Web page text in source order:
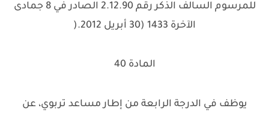
للمرسوم السالف الذكر رقم 2.12.90 الصادر في 8 جمادى
الآخرة 1433 (30 أبريل 2012.(
المادة 40
يوظف في الدرجة الرابعة من إطار مساعد تربوي، عن